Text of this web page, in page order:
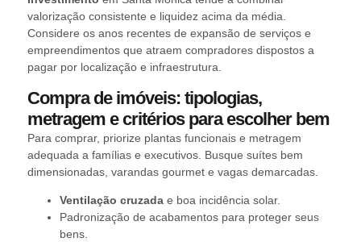
valorização consistente e liquidez acima da média.
Considere os anos recentes de expansão de serviços e
empreendimentos que atraem compradores dispostos a
pagar por localização e infraestrutura.
Compra de imóveis: tipologias,
metragem e critérios para escolher bem
Para comprar, priorize plantas funcionais e metragem
adequada a famílias e executivos. Busque suítes bem
dimensionadas, varandas gourmet e vagas demarcadas.
Ventilação cruzada e boa incidência solar.
Padronização de acabamentos para proteger seus
bens.